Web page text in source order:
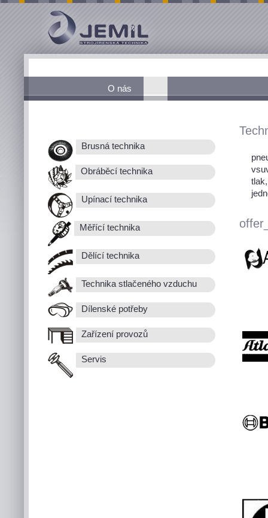
O nás
Brusná technika
Obráběcí technika
Upínací technika
Měřící technika
Dělící technika
Technika stlačeného vzduchu
Dílenské potřeby
Zařízení provozů
Servis